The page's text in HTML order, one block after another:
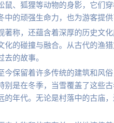
鼠、狐狸等动物的身影，它们
的顽强生命力，也为游客提供
著称，还蕴含着深厚的历史文
化的碰撞与融合。从古代的渔
的故事。
今保留着许多传统的建筑和风
别是在冬季，当雪覆盖了这些
的年代。无论是村落中的古庙